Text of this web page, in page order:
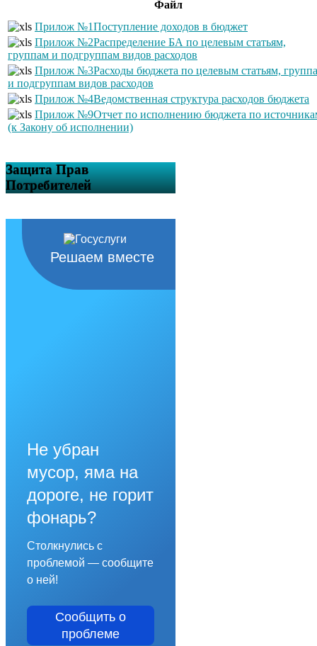
Файл
Прилож №1Поступление доходов в бюджет
Прилож №2Распределение БА по целевым статьям,
группам и подгруппам видов расходов
Прилож №3Расходы бюджета по целевым статьям,
и подгруппам видов расходов
Прилож №4Ведомственная структура расходов бюджета
Прилож №9Отчет по исполнению бюджета по
(к Закону об исполнении)
Защита Прав
Потребителей
Решаем вместе
Не убран
мусор, яма на
дороге, не горит
фонарь?
Столкнулись с
проблемой — сообщите
о ней!
Сообщить о
проблеме